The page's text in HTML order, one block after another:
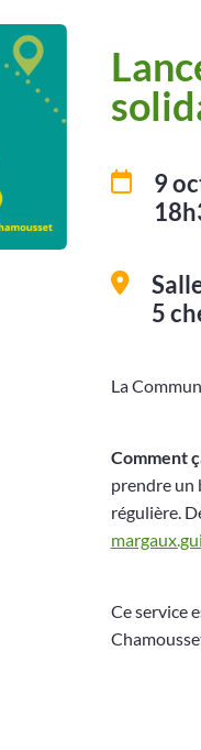
9
5
La
Comment
prendre un
régulière.
Ce service